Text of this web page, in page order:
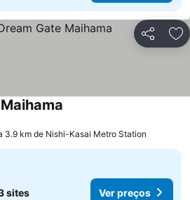
Partilhar
3.9 km de Nishi-Kasai Metro Station
sites Ver preços